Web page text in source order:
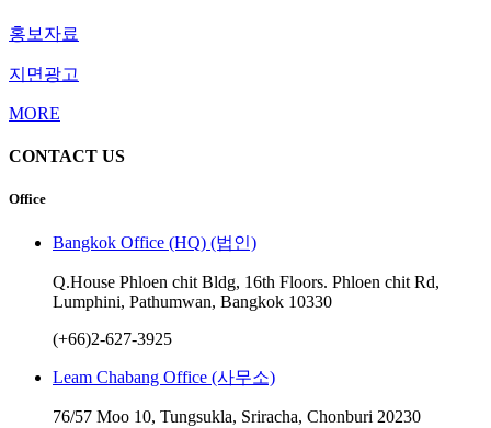
홍보자료
지면광고
MORE
CONTACT US
Office
Bangkok Office (HQ) (법인)
Q.House Phloen chit Bldg, 16th Floors. Phloen chit Rd,
Lumphini, Pathumwan, Bangkok 10330
(+66)2-627-3925
Leam Chabang Office (사무소)
76/57 Moo 10, Tungsukla, Sriracha, Chonburi 20230